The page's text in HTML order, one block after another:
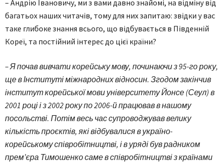
– Андрію Івановичу, ми з вами давно знайомі, на відміну від
багатьох наших читачів, тому для них запитаю: звідки у вас
таке глибоке знання всього, що відбувається в Південній
Кореї, та постійний інте­рес до цієї країни?
– Я почав вивчати корейську мову, починаючи з 95-го року,
ще в Інституті міжнародних відносин. Згодом закінчив
інститут корейської мови університету Йонсе (Сеул) в
2001 році і з 2002 року по 2006-й працював в нашому
посольстві. Потім весь час супроводжував велику
кількість проєктів, які відбувалися в україно-
корейському співробітництві, і в уряді був радником
прем’єра Тимошенко саме в співробітництві з країнами